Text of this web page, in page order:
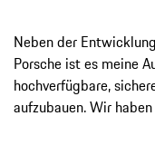
Neben der
Porsche ist es meine
hochverfügbare,
aufzubauen. Wir